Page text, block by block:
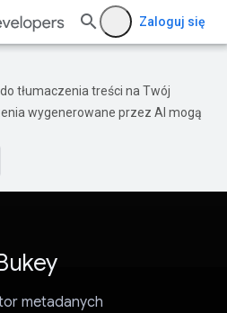
Zaloguj się
tłumaczenia treści na Twój
wygenerowane przez AI mogą
metadanych